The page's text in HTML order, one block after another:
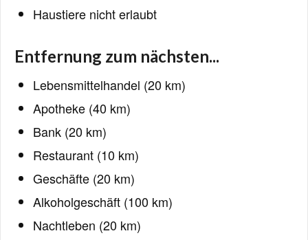
Haustiere nicht erlaubt
Entfernung zum nächsten...
Lebensmittelhandel (20 km)
Apotheke (40 km)
Bank (20 km)
Restaurant (10 km)
Geschäfte (20 km)
Alkoholgeschäft (100 km)
Nachtleben (20 km)